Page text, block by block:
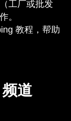
工厂或批发
。
教程，帮助
道